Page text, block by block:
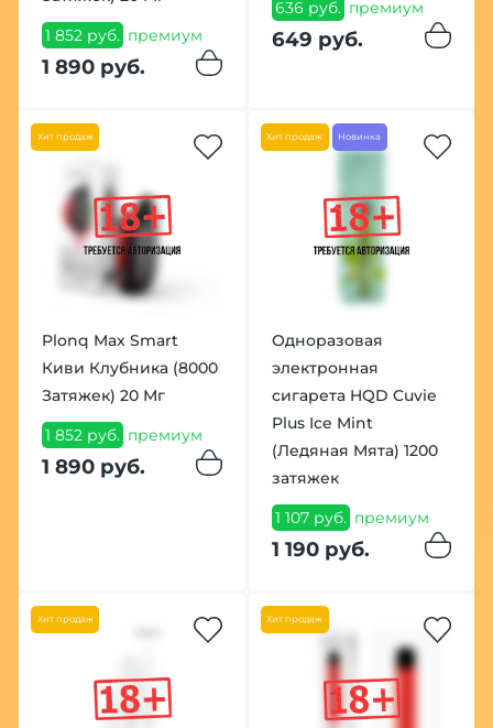
1 852 руб. премиум
1 890 руб.
636 руб. премиум
649 руб.
Хит продаж
Plonq Max Smart
Киви Клубника (8000
Затяжек) 20 Мг
1 852 руб. премиум
1 890 руб.
Хит продаж Новинка
Одноразовая
электронная
сигарета HQD Cuvie
Plus Ice Mint
(Ледяная Мята) 1200
затяжек
1 107 руб. премиум
1 190 руб.
Хит продаж Хит продаж